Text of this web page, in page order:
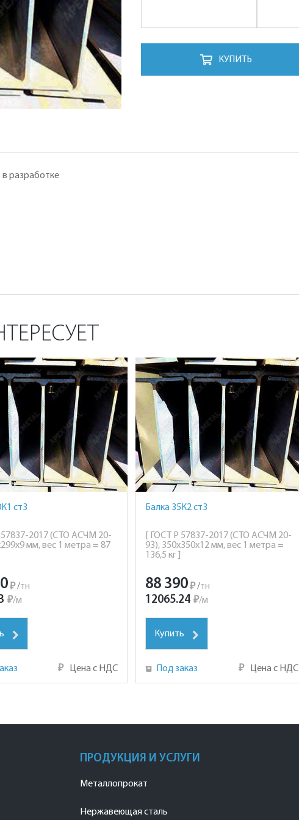
КУПИТЬ
в разработке
ст3
57837-2017 (СТО АСЧМ 20-
мм, вес 1 метра = 87
₽ /тн
₽/м
₽ Цена с НДС
Балка 35К2 ст3
[ ГОСТ Р 57837-2017 (СТО АСЧМ 20-
93), 350х350х12 мм, вес 1 метра =
136,5 кг ]
88 390₽ /тн
12065.24 ₽/м
Купить
Под заказ ₽ Цена с НДС
ПРОДУКЦИЯ И УСЛУГИ
Металлопрокат
Нержавеющая сталь